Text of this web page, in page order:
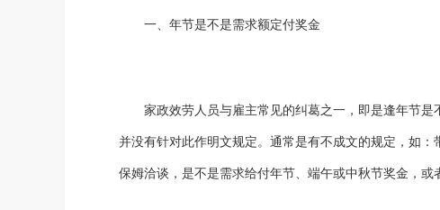
一、年节是不是需求额定付奖金
家政效劳人员与雇主常见的纠葛之一，即是逢年节
并没有针对此作明文规定。通常是有不成文的规定，如
保姆洽谈，是不是需求给付年节、端午或中秋节奖金，或